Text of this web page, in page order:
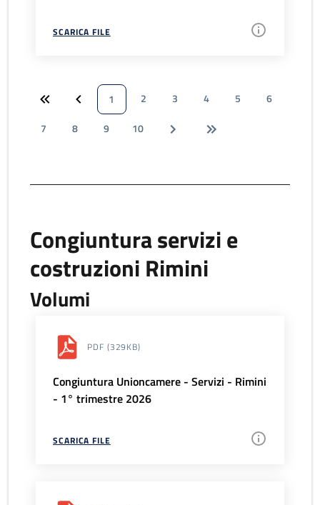
SCARICA FILE
1 2 3 4 5
6
7
8 9 10
Congiuntura servizi e
costruzioni Rimini
Volumi
PDF (329KB)
Congiuntura Unioncamere - Servizi - Rimini
- 1° trimestre 2026
SCARICA FILE